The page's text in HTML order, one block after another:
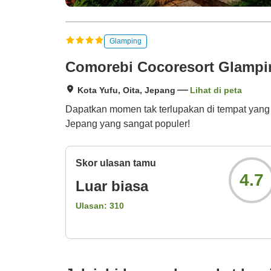
Glamping
Comorebi Cocoresort
Kota Yufu, Oita, Jepang Lihat di peta
Dapatkan momen tak terlupakan di tempat
Jepang yang sangat populer!
Skor ulasan tamu
Luar biasa
Ulasan: 310
4.7